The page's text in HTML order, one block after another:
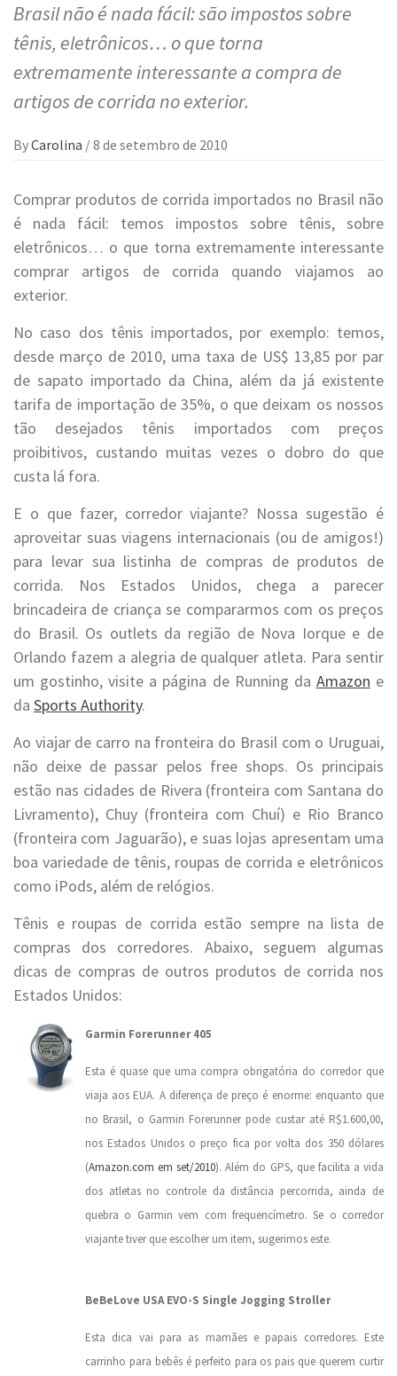
Brasil não é nada fácil: são impostos sobre
tênis, eletrônicos… o que torna
extremamente interessante a compra de
artigos de corrida no exterior.
ByCarolina /8 de setembro de 2010
Comprar produtos de corrida importados no Brasil não
é nada fácil: temos impostos sobre tênis, sobre
eletrônicos… o que torna extremamente interessante
comprar artigos de corrida quando viajamos ao
exterior.
No caso dos tênis importados, por exemplo: temos,
desde março de 2010, uma taxa de US$ 13,85 por par
de sapato importado da China, além da já existente
tarifa de importação de 35%, o que deixam os nossos
tão desejados tênis importados com preços
proibitivos, custando muitas vezes o dobro do que
custa lá fora.
E o que fazer, corredor viajante? Nossa sugestão é
aproveitar suas viagens internacionais (ou de amigos!)
para levar sua listinha de compras de produtos de
corrida. Nos Estados Unidos, chega a parecer
brincadeira de criança se compararmos com os preços
do Brasil. Os outlets da região de Nova Iorque e de
Orlando fazem a alegria de qualquer atleta. Para sentir
um gostinho, visite a página de Running da Amazon e
da Sports Authority.
Ao viajar de carro na fronteira do Brasil com o Uruguai,
não deixe de passar pelos free shops. Os principais
estão nas cidades de Rivera (fronteira com Santana do
Livramento), Chuy (fronteira com Chuí) e Rio Branco
(fronteira com Jaguarão), e suas lojas apresentam uma
boa variedade de tênis, roupas de corrida e eletrônicos
como iPods, além de relógios.
Tênis e roupas de corrida estão sempre na lista de
compras dos corredores. Abaixo, seguem algumas
dicas de compras de outros produtos de corrida nos
Estados Unidos:
Garmin Forerunner 405
Esta é quase que uma compra obrigatória do corredor que
viaja aos EUA. A diferença de preço é enorme: enquanto que
no Brasil, o Garmin Forerunner pode custar até R$1.600,00,
nos Estados Unidos o preço fica por volta dos 350 dólares
(Amazon.com em set/2010). Além do GPS, que facilita a vida
dos atletas no controle da distância percorrida, ainda de
quebra o Garmin vem com frequencímetro. Se o corredor
viajante tiver que escolher um item, sugerimos este.
BeBeLove USA EVO-S Single Jogging Stroller
Esta dica vai para as mamães e papais corredores. Este
carrinho para bebês é perfeito para os pais que querem curtir